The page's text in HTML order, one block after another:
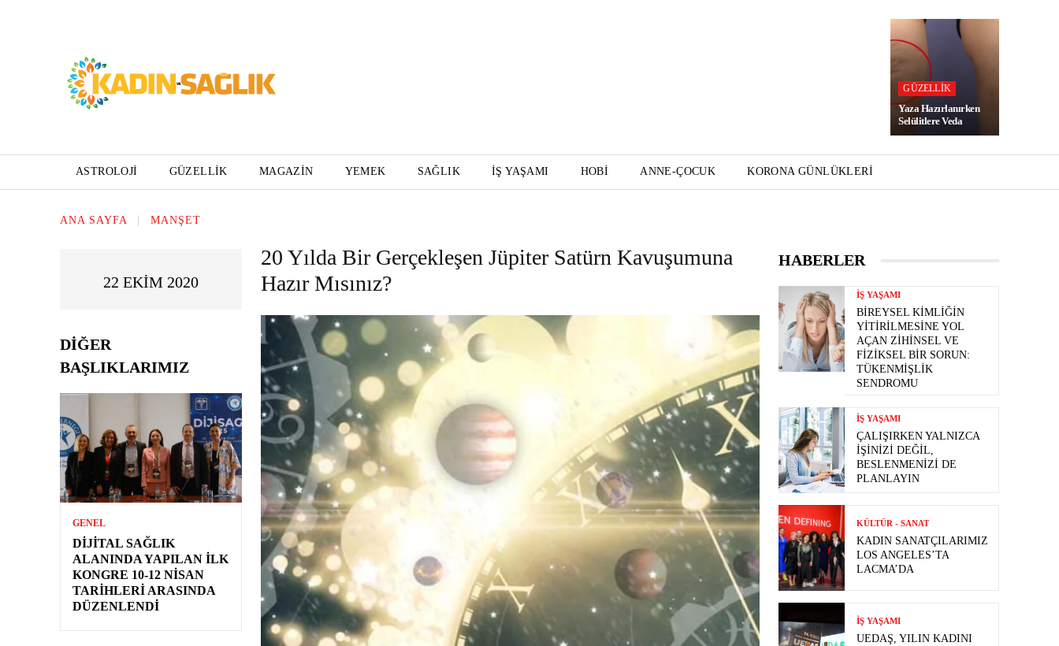
GÜZELLIK
Yaza Hazırlanırken
Selülitlere Veda
ASTROLOJI GÜZELLIK MAGAZIN YEMEK SAĞLIK İŞ YAŞAMI HOBI ANNE-ÇOCUK KORONA GÜNLÜKLERI
ANA SAYFA MANŞET
22 EKIM 2020
DIĞER
BAŞLIKLARIMIZ
GENEL
DIJITAL SAĞLIK
ALANINDA YAPILAN İLK
KONGRE 10-12 NISAN
TARIHLERI ARASINDA
DÜZENLENDI
20 Yılda Bir Gerçekleşen Jüpiter Satürn Kavuşumuna
Hazır Mısınız?
HABERLER
İŞ YAŞAMI
BIREYSEL KIMLIĞIN
YITIRILMESINE YOL
AÇAN ZIHINSEL VE
FIZIKSEL BIR SORUN:
TÜKENMIŞLIK
SENDROMU
İŞ YAŞAMI
ÇALIŞIRKEN YALNIZCA
İŞINIZI DEĞIL,
BESLENMENIZI DE
PLANLAYIN
KÜLTÜR - SANAT
KADIN SANATÇILARIMIZ
LOS ANGELES’TA
LACMA’DA
İŞ YAŞAMI
UEDAŞ, YILIN KADINI